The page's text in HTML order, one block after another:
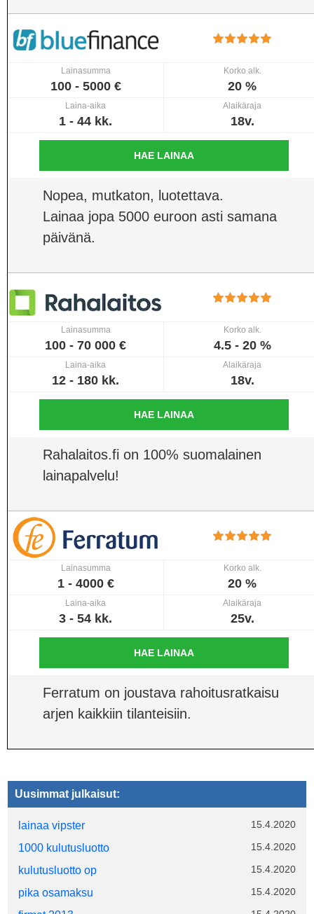
Lainasumma
100 - 5000 €
Korko alk.
20 %
Laina-aika
1 - 44 kk.
Alaikäraja
18v.
HAE LAINAA
Nopea, mutkaton, luotettava.
Lainaa jopa 5000 euroon asti samana
päivänä.
Lainasumma
100 - 70 000 €
Korko alk.
4.5 - 20 %
Laina-aika
12 - 180 kk.
Alaikäraja
18v.
HAE LAINAA
Rahalaitos.fi on 100% suomalainen
lainapalvelu!
Lainasumma
1 - 4000 €
Korko alk.
20 %
Laina-aika
3 - 54 kk.
Alaikäraja
25v.
HAE LAINAA
Ferratum on joustava rahoitusratkaisu
arjen kaikkiin tilanteisiin.
Uusimmat julkaisut:
lainaa vipster 15.4.2020
1000 kulutusluotto 15.4.2020
kulutusluotto op 15.4.2020
pika osamaksu 15.4.2020